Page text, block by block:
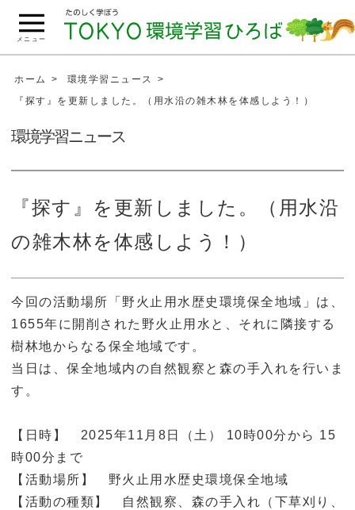
ペ
本
メニュー
ホーム
環境学習ニュース
『探す』を更新しました。（用水沿の雑木林を体感しよう！）
環境学習ニュース
『探す』を更新しました。（用水沿
の雑木林を体感しよう！）
今回の活動場所「野火止用水歴史環境保全地域」は、
1655年に開削された野火止用水と、それに隣接する
樹林地からなる保全地域です。
当日は、保全地域内の自然観察と森の手入れを行いま
す。
【日時】 2025年11月8日（土） 10時00分から 15
時00分まで
【活動場所】 野火止用水歴史環境保全地域
【活動の種類】 自然観察、森の手入れ（下草刈り、